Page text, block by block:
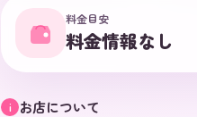
料金目安
料金情報なし
i お店について